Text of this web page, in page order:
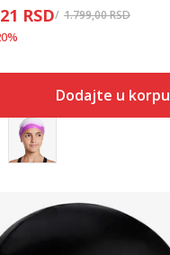
RSD 1.799,00RSD
%
Dodajte u korpu